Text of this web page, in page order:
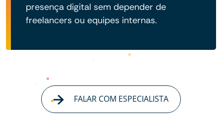
presença digital sem depender de
freelancers ou equipes internas.
FALAR COM ESPECIALISTA